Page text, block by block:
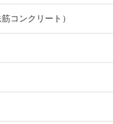
コンクリート）